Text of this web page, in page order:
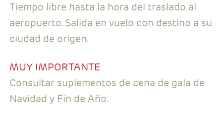
Tiempo libre hasta la hora del traslado al
aeropuerto. Salida en vuelo con destino a su
ciudad de origen.
MUY IMPORTANTE
Consultar suplementos de cena de gala de
Navidad y Fin de Año.